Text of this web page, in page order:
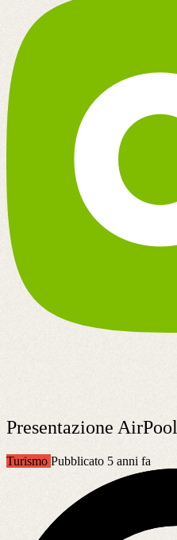
Presentazione AirPool
Turismo Pubblicato 5 anni fa